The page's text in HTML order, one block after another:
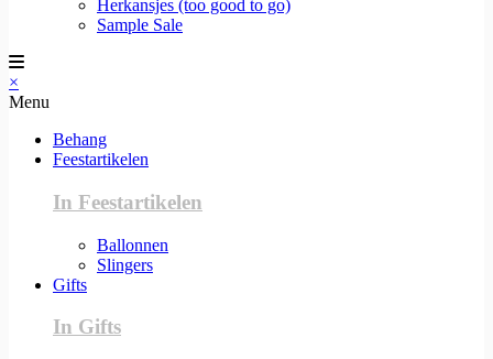
Herkansjes (too good to go)
Sample Sale
×
Menu
Behang
Feestartikelen
In Feestartikelen
Ballonnen
Slingers
Gifts
In Gifts